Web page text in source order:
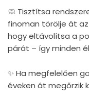
🧼 Tisztítsa
finoman törölje át
hogy eltávolítsa a
párát – így minden
✨ Ha megfelelően
éveken át megőrzik